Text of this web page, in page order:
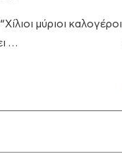
μύριοι καλογέροι
…